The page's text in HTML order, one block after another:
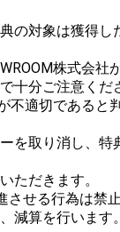
の対象は獲得
株式会
十分ご注意くだ
適切である
取り消し、
ただきます。
せる行為は禁止
減算を行いま